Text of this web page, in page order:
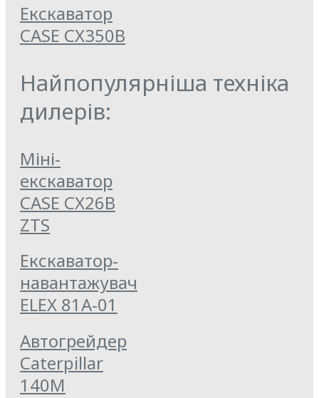
Екскаватор
CASE CX350B
Найпопулярніша техніка
дилерів:
Міні-
екскаватор
CASE CX26B
ZTS
Екскаватор-
навантажувач
ELEX 81А-01
Автогрейдер
Caterpillar
140M